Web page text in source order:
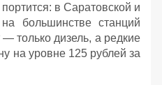
в Саратовской и
большинстве станций
— только дизель, а редкие
на уровне 125 рублей за